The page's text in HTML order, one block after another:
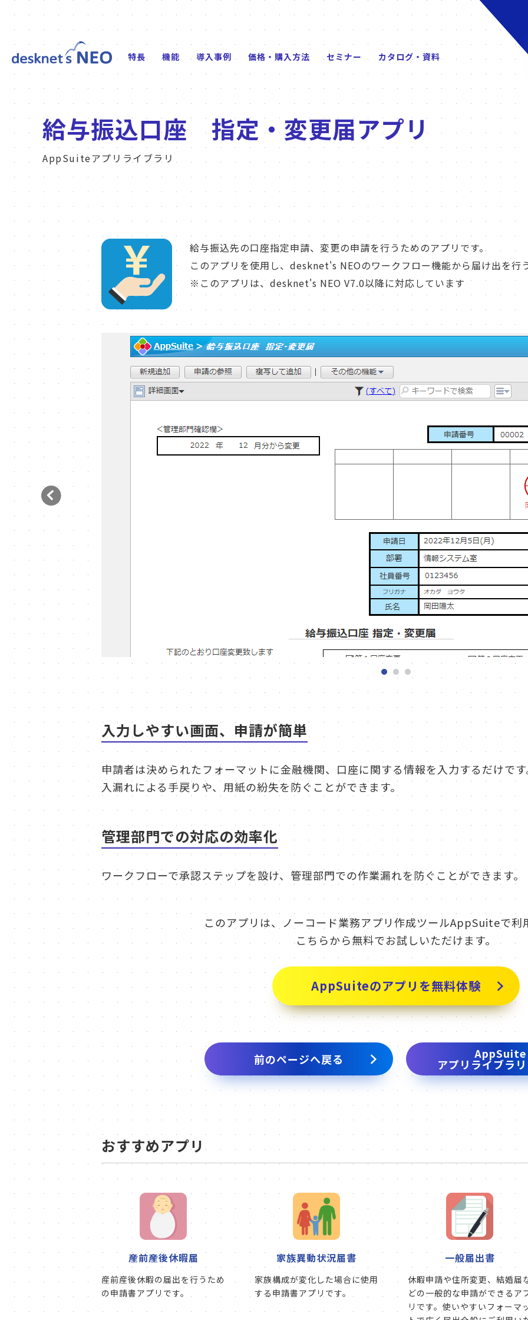
特長 機能 導入事例 価格・購入方法 セミナー カタログ・資料
給与振込口座 指定・変更届アプリ
AppSuiteアプリライブラリ
給与振込先の口座指定申請、変更の申請を行うためのアプリです。
このアプリを使用し、desknet's NEOのワークフロー機能から届け出を行
※このアプリは、desknet's NEO V7.0以降に対応しています
入力しやすい画面、申請が簡単
申請者は決められたフォーマットに金融機関、口座に関する情報を入力するだけで
入漏れによる手戻りや、用紙の紛失を防ぐことができます。
管理部門での対応の効率化
ワークフローで承認ステップを設け、管理部門での作業漏れを防ぐことができます。
このアプリは、ノーコード業務アプリ作成ツールAppSuiteで利
こちらから無料でお試しいただけます。
AppSuiteのアプリを無料体験
前のページへ戻る AppSuite
アプリライブラ
おすすめアプリ
産前産後休暇届
産前産後休暇の届出を行うため
の申請書アプリです。
家族異動状況届書
家族構成が変化した場合に使用
する申請書アプリです。
一般届出書
休暇申請や住所変更、結婚届
どの一般的な申請ができるア
リです。使いやすいフォーマ